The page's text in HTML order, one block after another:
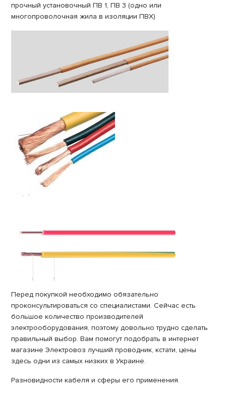
прочный установочный ПВ 1, ПВ 3 (одно или
многопроволочная жила в изоляции ПВХ)
Перед покупкой необходимо обязательно
проконсультироваться со специалистами. Сейчас есть
большое количество производителей
электрооборудования, поэтому довольно трудно сделать
правильный выбор. Вам помогут подобрать в интернет
магазине Электровоз лучший проводник, кстати, цены
здесь одни из самых низких в Украине.
Разновидности кабеля и сферы его применения.